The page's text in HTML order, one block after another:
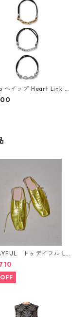
ヘイップ Heart Link H
– 3 Piece Set hp0892
トゥデイフル La
Shoes 1232101